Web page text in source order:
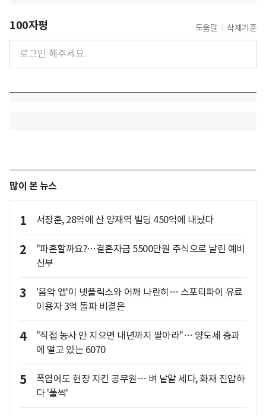
100자평 도움말 삭제기준
많이 본 뉴스
1 서장훈, 28억에 산 양재역 빌딩 450억에 내놨다
2
"파혼할까요?…결혼자금 5500만원 주식으로 날린 예비
신부
3
'음악 앱'이 넷플릭스와 어깨 나란히… 스포티파이 유료
이용자 3억 돌파 비결은
4
"직접 농사 안 지으면 내년까지 팔아라"… 양도세 중과
에 떨고 있는 6070
5
폭염에도 현장 지킨 공무원… 벼 낱알 세다, 화재 진압하
다 '풀썩'